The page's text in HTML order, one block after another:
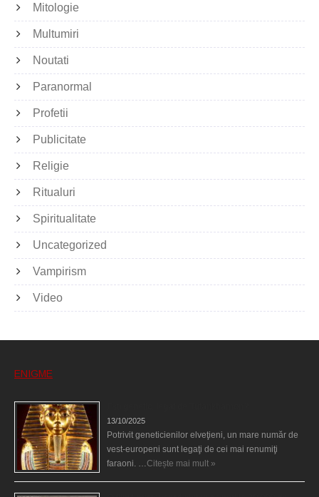
Mitologie
Multumiri
Noutati
Paranormal
Profetii
Publicitate
Religie
Ritualuri
Spiritualitate
Uncategorized
Vampirism
Video
ENIGME
13/10/2025
Potrivit geneticienilor elveţieni, un mare număr de
vest-europeni sunt legaţi de cei mai renumiţi
faraoni. …Citește mai mult »